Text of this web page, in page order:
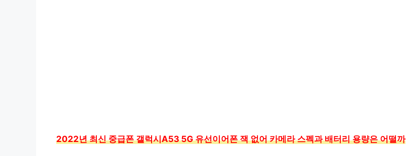
2022년 최신 중급폰 갤럭시A53 5G 유선이어폰 잭 없어 카메라 스펙과 배터리 용량은 어떨까